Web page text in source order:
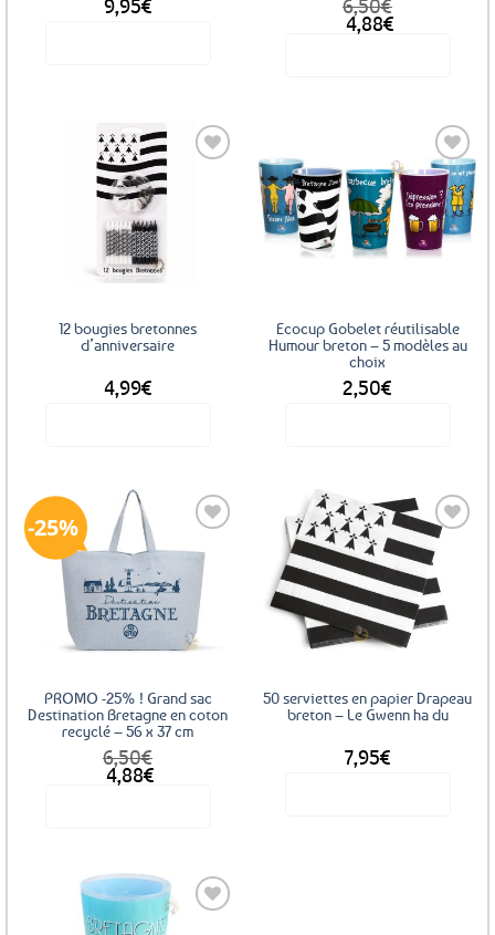
9,95€ 6,50€
Le
prix
4,88€
Le
prix
12 bougies bretonnes
d’anniversaire
4,99€
Ajouter
aux
favoris
Ecocup Gobelet réutilisable
Humour breton – 5 modèles au
choix
2,50€
plusieurs
variations.
Les
options
peuvent
sur
25%
Ajouter
aux
favoris
PROMO -25% ! Grand sac
Destination Bretagne en coton
recyclé – 56 x 37 cm
6,50€
Le
prix
4,88€
Le
prix
Ajouter
aux
favoris
50 serviettes en papier Drapeau
breton – Le Gwenn ha du
7,95€